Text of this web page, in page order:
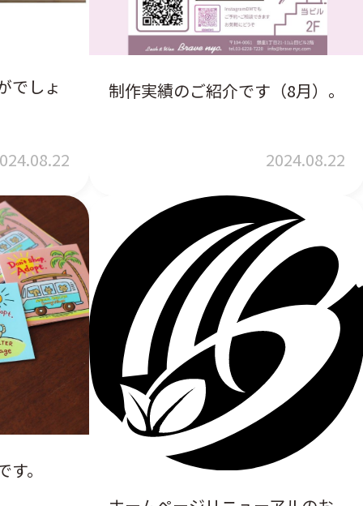
でしょ 制作実績のご紹介です（8月）。
2024.08.22
。